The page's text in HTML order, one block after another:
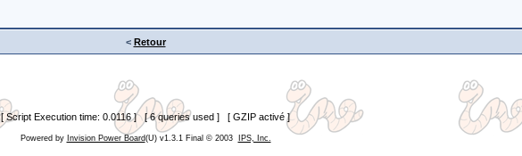
< Retour
[ Script Execution time: 0.0116 ] [ 6 queries used ] [ GZIP activé ]
Powered by Invision Power Board(U) v1.3.1 Final © 2003 IPS, Inc.